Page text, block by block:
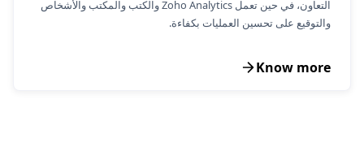
التعاون، في حين تعمل Zoho Analytics والكتب والمكتب والأشخاص
والتوقيع على تحسين العمليات بكفاءة.
Know more